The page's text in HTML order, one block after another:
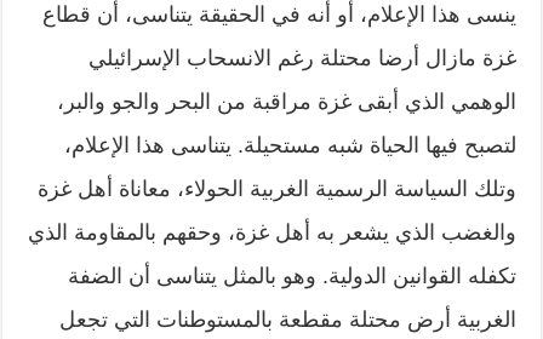
ينسى هذا الإعلام، أو أنه في الحقيقة يتناسى، أن قطاع
غزة مازال أرضا محتلة رغم الانسحاب الإسرائيلي
الوهمي الذي أبقى غزة مراقبة من البحر والجو والبر،
لتصبح فيها الحياة شبه مستحيلة. يتناسى هذا الإعلام،
وتلك السياسة الرسمية الغربية الحولاء، معاناة أهل غزة
والغضب الذي يشعر به أهل غزة، وحقهم بالمقاومة الذي
تكفله القوانين الدولية. وهو بالمثل يتناسى أن الضفة
الغربية أرض محتلة مقطعة بالمستوطنات التي تجعل